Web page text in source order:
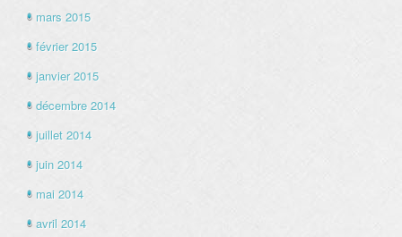
mars 2015
février 2015
janvier 2015
décembre 2014
juillet 2014
juin 2014
mai 2014
avril 2014